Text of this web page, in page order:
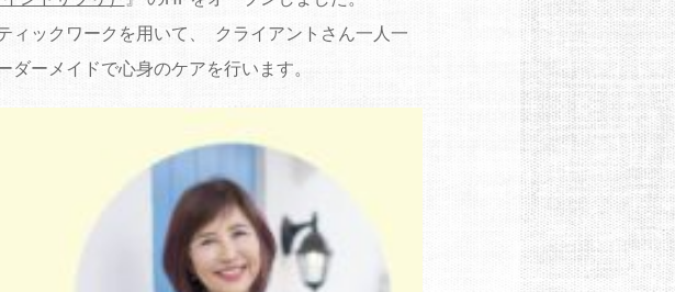
ィックワークを用いて、 クライアントさん一人一
ーメイドで心身のケアを行います。